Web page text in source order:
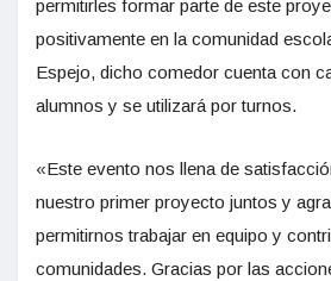
permitirles formar parte de este
positivamente en la comunidad
Espejo, dicho comedor cuenta con
alumnos y se utilizará por turnos.
«Este evento nos llena de
nuestro primer proyecto juntos y
permitirnos trabajar en equipo y
comunidades. Gracias por las